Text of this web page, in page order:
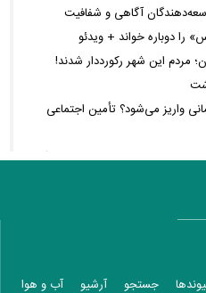
آگاهی و شفافیت
مردم این شهر رکورددار شدند!
واریز می‌شود؟ تأمین اجتماعی
مذاکرات افزایش حقوق چه زمانی آغاز
جستجو آرشیو آب و هوا